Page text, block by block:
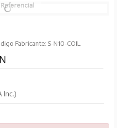
Fabricante: S-N10-COIL
Inc.)